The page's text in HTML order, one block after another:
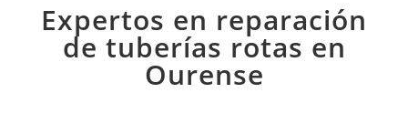
Expertos en reparación
de tuberías rotas en
Ourense